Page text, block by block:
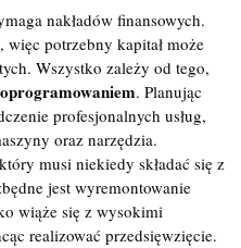
nakładów finansowych.
więc potrzebny kapitał może
Wszystko zależy od tego,
. Planując
profesjonalnych usług,
oraz narzędzia.
musi niekiedy składać się z
jest wyremontowanie
wiąże się z wysokimi
realizować przedsięwzięcie.